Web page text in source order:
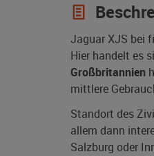
Jaguar XJS bei
Hier handelt es
Großbritannien
mittlere
Standort des
allem dann
Salzburg oder